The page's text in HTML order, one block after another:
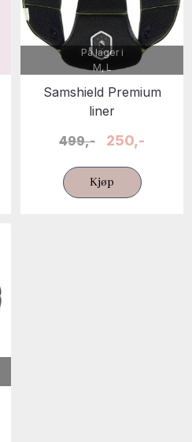
På lager i
M, L
Samshield Premium
liner
499,-
250,-
Kjøp